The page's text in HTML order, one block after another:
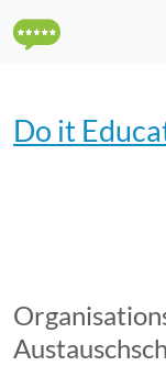
Do it